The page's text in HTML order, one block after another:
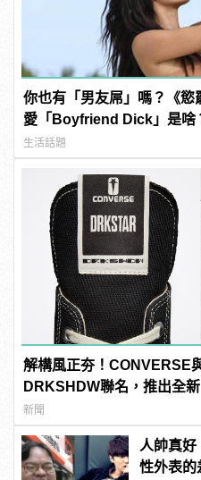
你也有「男友屌」嗎？《
愛「Boyfriend Dick」是啥
生活話題
解構風正夯！CONVERSE
DRKSHDW聯名，推出全
新聞
人帥真好
性外表的